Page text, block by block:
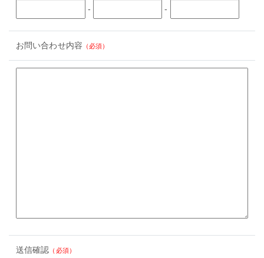
- -
お問い合わせ内容 （必須）
送信確認 （必須）